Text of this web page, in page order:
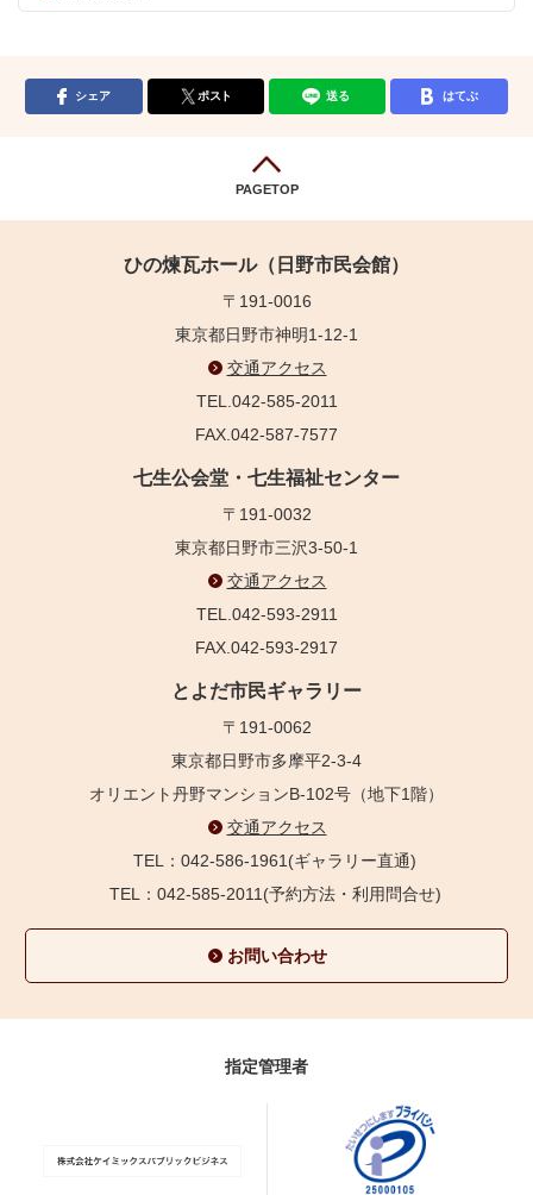
シェア ポスト 送る はてぶ
PAGETOP
ひの煉瓦ホール（日野市民会館）
〒191-0016
東京都日野市神明1-12-1
交通アクセス
TEL.042-585-2011
FAX.042-587-7577
七生公会堂・七生福祉センター
〒191-0032
東京都日野市三沢3-50-1
交通アクセス
TEL.042-593-2911
FAX.042-593-2917
とよだ市民ギャラリー
〒191-0062
東京都日野市多摩平2-3-4
オリエント丹野マンションB-102号（地下1階）
交通アクセス
TEL：042-586-1961(ギャラリー直通)
TEL：042-585-2011(予約方法・利用問合せ)
お問い合わせ
指定管理者